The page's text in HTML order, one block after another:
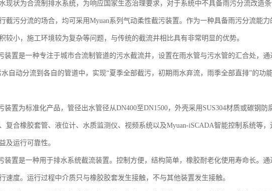
现状为合流制排水系统，为响应国家生态治理要求，对于系统中不具备雨污分流改造
截污分流的场合，均可采用Myuan系列气动柔性截污装置。作为一种具备雨污分流能
较小，施工环境较为复杂等问题，与传统的截流井相比具有非常明显的优势。
装置是一种专注于城市合流制管道的污水截流井，设置在雨水管与污水管的汇合处，
自动分流到各自的管道中，实现“夏季全部截污，初期雨水弃流，雨季全部直排”的功
装置为标准化产品，管径出水管径从DN400至DN1500，外壳采用SUS304材质或碳钢
复合橡胶套管、液位计、水质监测仪、视频系统以及Myuan-iSCADA智能控制系统等，
及运行可靠性。
装置是一种用于排水系统截流装置。控制方便，结构简单，橡胶耐老化使用寿命长。
速度。运行过程中介质只与橡胶胶套发生接触，不与其他装置发生接触。